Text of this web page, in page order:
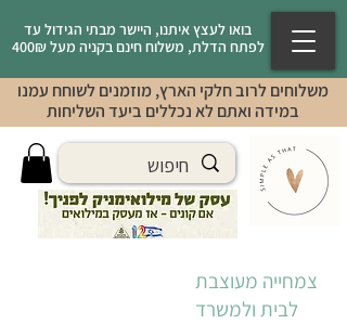
בואו לעצץ איתנו, היישר מבתי הגידול עד
לפתח הדלת, משלוח חינם בקניה מעל 400₪
משלוחים לרוב חלקי הארץ, מוזמנים לשוחח עמנו
במידה ואתם לא נכללים ביעד השליחות
צמחייה מעוצבת
לבית ולמשרד